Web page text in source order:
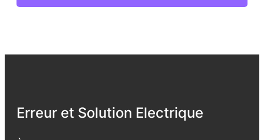
Erreur et Solution Electrique